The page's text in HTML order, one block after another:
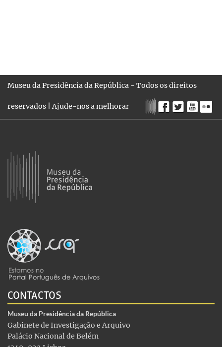
Museu da Presidência da República - Todos os direitos
reservados |Ajude-nos a melhorar
CONTACTOS
Museu da Presidência da República
Gabinete de Investigação e Arquivo
Palácio Nacional de Belém